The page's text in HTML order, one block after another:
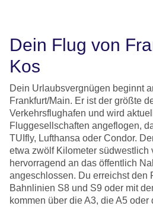
Dein Flug von
Kos
Dein Urlaubsvergnügen beginnt
Frankfurt/Main. Er ist der größte
Verkehrsflughafen und wird
Fluggesellschaften angeflogen,
TUIfly, Lufthansa oder Condor.
etwa zwölf Kilometer südwestlich
hervorragend an das öffentlich
angeschlossen. Du erreichst den
Bahnlinien S8 und S9 oder mit
kommen über die A3, die A5 oder